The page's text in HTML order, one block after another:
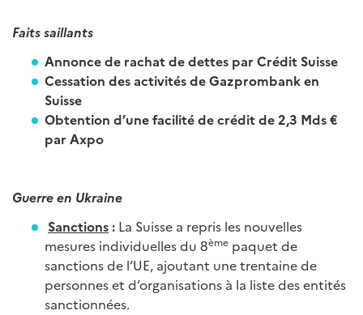
Faits saillants
Annonce de rachat de dettes par Crédit Suisse
Cessation des activités de Gazprombank en
Suisse
Obtention d’une facilité de crédit de 2,3 Mds €
par Axpo
Guerre en Ukraine
Sanctions: La Suisse a repris les nouvelles
mesures individuelles du 8ème paquet de
sanctions de l’UE, ajoutant une trentaine de
personnes et d’organisations à la liste des entités
sanctionnées.